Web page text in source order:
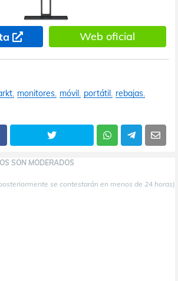
Web oficial
monitores móvil portátil
rebajas
SON MODERADOS
se contestarán en menos de 24 horas)